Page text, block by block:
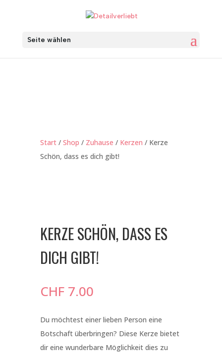
Seite wählen
Start/ Shop / Zuhause / Kerzen / Kerze
Schön, dass es dich gibt!
KERZE SCHÖN, DASS ES
DICH GIBT!
CHF7.00
Du möchtest einer lieben Person eine
Botschaft überbringen? Diese Kerze bietet
dir eine wunderbare Möglichkeit dies zu